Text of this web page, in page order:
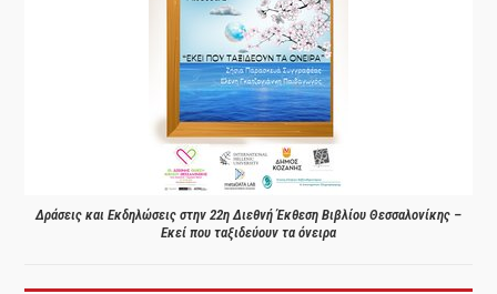
Δράσεις και Εκδηλώσεις στην 22η Διεθνή Έκθεση Βιβλίου Θεσσαλονίκης –
Εκεί που ταξιδεύουν τα όνειρα